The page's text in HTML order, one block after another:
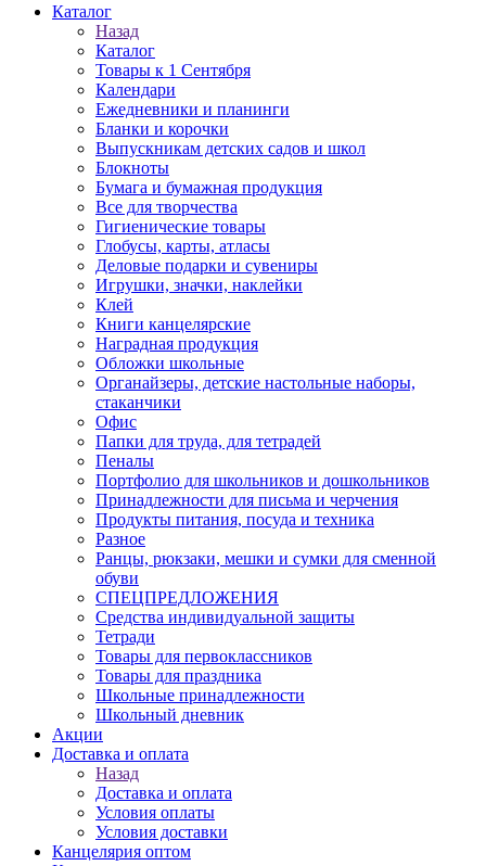
Каталог
Назад
Каталог
Товары к 1 Сентября
Календари
Ежедневники и планинги
Бланки и корочки
Выпускникам детских садов и школ
Блокноты
Бумага и бумажная продукция
Все для творчества
Гигиенические товары
Глобусы, карты, атласы
Деловые подарки и сувениры
Игрушки, значки, наклейки
Клей
Книги канцелярские
Наградная продукция
Обложки школьные
Органайзеры, детские настольные наборы,
стаканчики
Офис
Папки для труда, для тетрадей
Пеналы
Портфолио для школьников и дошкольников
Принадлежности для письма и черчения
Продукты питания, посуда и техника
Разное
Ранцы, рюкзаки, мешки и сумки для сменной
обуви
СПЕЦПРЕДЛОЖЕНИЯ
Средства индивидуальной защиты
Тетради
Товары для первоклассников
Товары для праздника
Школьные принадлежности
Школьный дневник
Акции
Доставка и оплата
Назад
Доставка и оплата
Условия оплаты
Условия доставки
Канцелярия оптом